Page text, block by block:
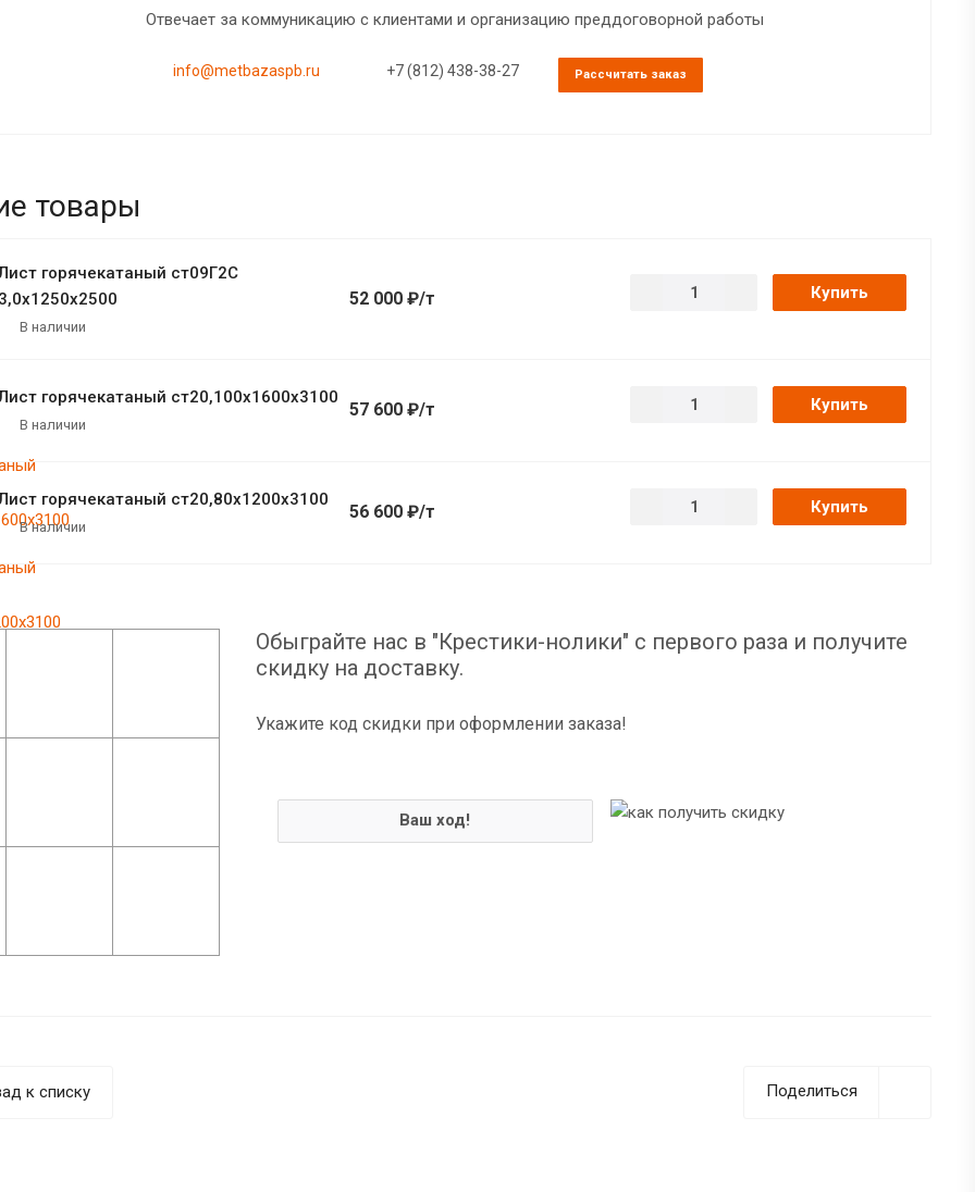
Отвечает за коммуникацию с клиентами и организацию преддоговорной работы
info@metbazaspb.ru +7 (812) 438-38-27 Рассчитать заказ
товары
горячекатаный ст09Г2С
В наличии
52 000 ₽/т Купить
горячекатаный ст20,100х1600х3100
В наличии
57 600 ₽/т Купить
горячекатаный ст20,80х1200х3100
В наличии
56 600 ₽/т Купить
Обыграйте нас в "Крестики-нолики" с первого раза и получите
скидку на доставку.
Укажите код скидки при оформлении заказа!
Ваш ход!
Поделиться
к списку